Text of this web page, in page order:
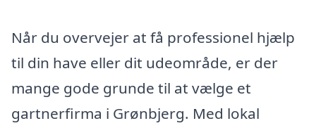
Når du overvejer at få professionel hjælp
til din have eller dit udeområde, er der
mange gode grunde til at vælge et
gartnerfirma i Grønbjerg. Med lokal